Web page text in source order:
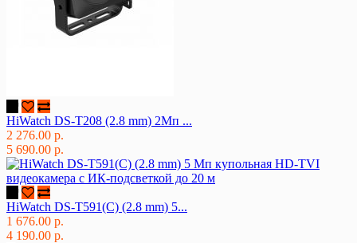
HiWatch DS-T208 (2.8 mm) 2Мп ...
2 276.00 р.
5 690.00 р.
HiWatch DS-T591(C) (2.8 mm) 5...
1 676.00 р.
4 190.00 р.